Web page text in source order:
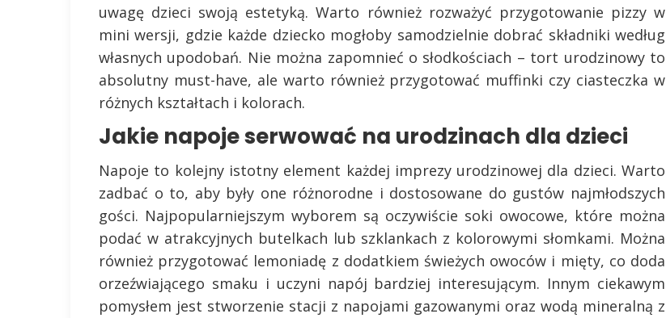
uwagę dzieci swoją estetyką. Warto również rozważyć przygotowanie pizzy w
mini wersji, gdzie każde dziecko mogłoby samodzielnie dobrać składniki według
własnych upodobań. Nie można zapomnieć o słodkościach – tort urodzinowy to
absolutny must-have, ale warto również przygotować muffinki czy ciasteczka w
różnych kształtach i kolorach.
Jakie napoje serwować na urodzinach dla dzieci
Napoje to kolejny istotny element każdej imprezy urodzinowej dla dzieci. Warto
zadbać o to, aby były one różnorodne i dostosowane do gustów najmłodszych
gości. Najpopularniejszym wyborem są oczywiście soki owocowe, które można
podać w atrakcyjnych butelkach lub szklankach z kolorowymi słomkami. Można
również przygotować lemoniadę z dodatkiem świeżych owoców i mięty, co doda
orzeźwiającego smaku i uczyni napój bardziej interesującym. Innym ciekawym
pomysłem jest stworzenie stacji z napojami gazowanymi oraz wodą mineralną z